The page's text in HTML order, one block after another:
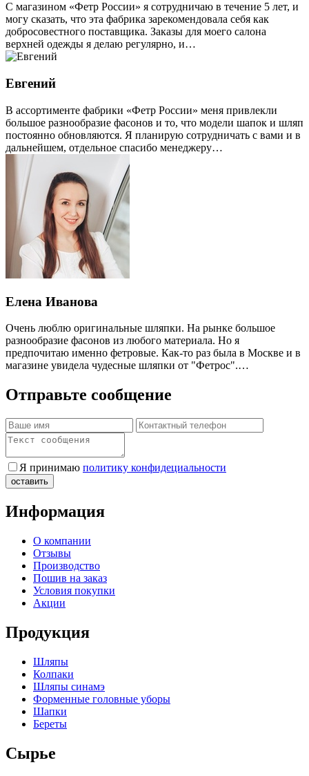
С магазином «Фетр России» я сотрудничаю в течение 5 лет, и
могу сказать, что эта фабрика зарекомендовала себя как
добросовестного поставщика. Заказы для моего салона
верхней одежды я делаю регулярно, и…
Евгений
В ассортименте фабрики «Фетр России» меня привлекли
большое разнообразие фасонов и то, что модели шапок и шляп
постоянно обновляются. Я планирую сотрудничать с вами и в
дальнейшем, отдельное спасибо менеджеру…
Елена Иванова
Очень люблю оригинальные шляпки. На рынке большое
разнообразие фасонов из любого материала. Но я
предпочитаю именно фетровые. Как-то раз была в Москве и в
магазине увидела чудесные шляпки от "Фетрос".…
Отправьте сообщение
Я принимаю политику конфидециальности
Информация
О компании
Отзывы
Производство
Пошив на заказ
Условия покупки
Акции
Продукция
Шляпы
Колпаки
Шляпы синамэ
Форменные головные уборы
Шапки
Береты
Сырье